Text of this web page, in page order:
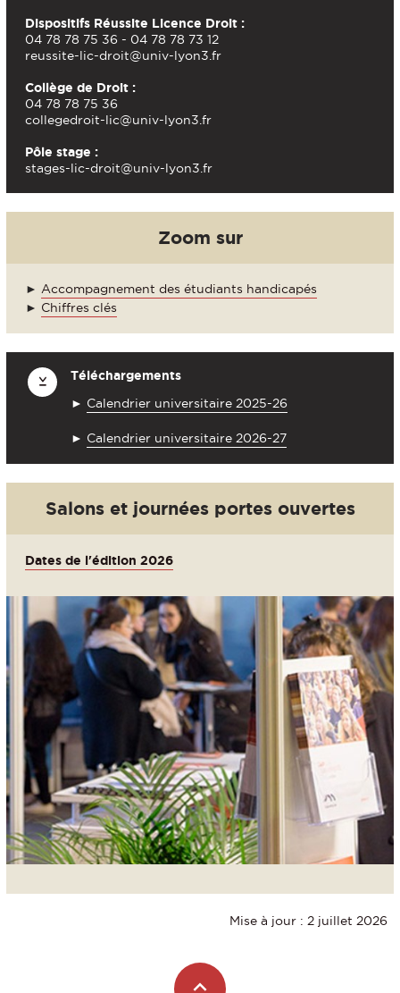
Dispositifs Réussite Licence Droit :
04 78 78 75 36 - 04 78 78 73 12
reussite-lic-droit@univ-lyon3.fr
Collège de Droit :
04 78 78 75 36
collegedroit-lic@univ-lyon3.fr
Pôle stage :
stages-lic-droit@univ-lyon3.fr
Zoom sur
► Accompagnement des étudiants handicapés
► Chiffres clés
Téléchargements
► Calendrier universitaire 2025-26
► Calendrier universitaire 2026-27
Salons et journées portes ouvertes
Dates de l'édition 2026
Mise à jour : 2 juillet 2026